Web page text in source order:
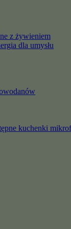
z żywieniem
dla umysłu
kuchenki